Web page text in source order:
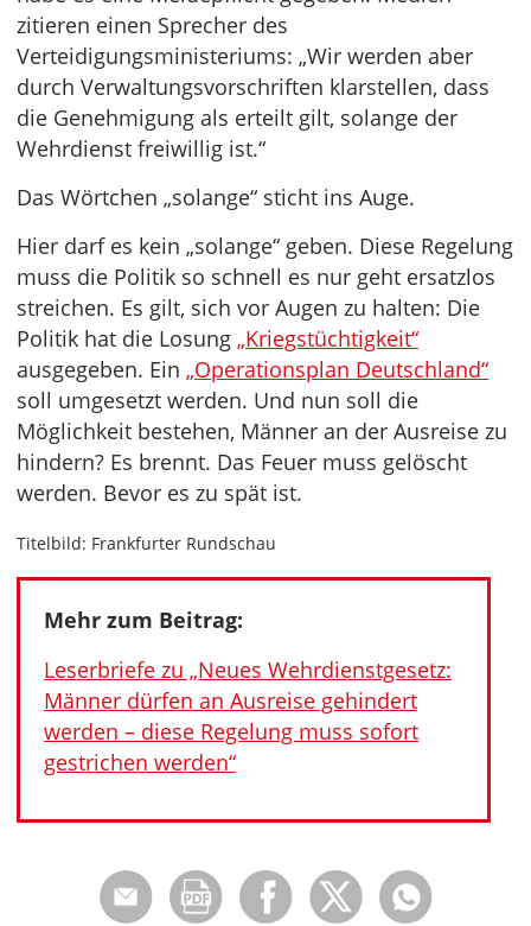
zitieren einen Sprecher des
Verteidigungsministeriums: „Wir werden aber
durch Verwaltungsvorschriften klarstellen, dass
die Genehmigung als erteilt gilt, solange der
Wehrdienst freiwillig ist.“
Das Wörtchen „solange“ sticht ins Auge.
Hier darf es kein „solange“ geben. Diese Regelung
muss die Politik so schnell es nur geht ersatzlos
streichen. Es gilt, sich vor Augen zu halten: Die
Politik hat die Losung „Kriegstüchtigkeit“
ausgegeben. Ein „Operationsplan Deutschland“
soll umgesetzt werden. Und nun soll die
Möglichkeit bestehen, Männer an der Ausreise zu
hindern? Es brennt. Das Feuer muss gelöscht
werden. Bevor es zu spät ist.
Titelbild: Frankfurter Rundschau
Mehr zum Beitrag:
Leserbriefe zu „Neues Wehrdienstgesetz:
Männer dürfen an Ausreise gehindert
werden – diese Regelung muss sofort
gestrichen werden“